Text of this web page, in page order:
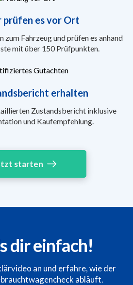
prüfen es vor Ort
zum Fahrzeug und prüfen es anhand
mit über 150 Prüfpunkten.
erhalten
Zustandsbericht inklusive
und Kaufempfehlung.
starten
dir einfach!
an und erfahre, wie der
abläuft.